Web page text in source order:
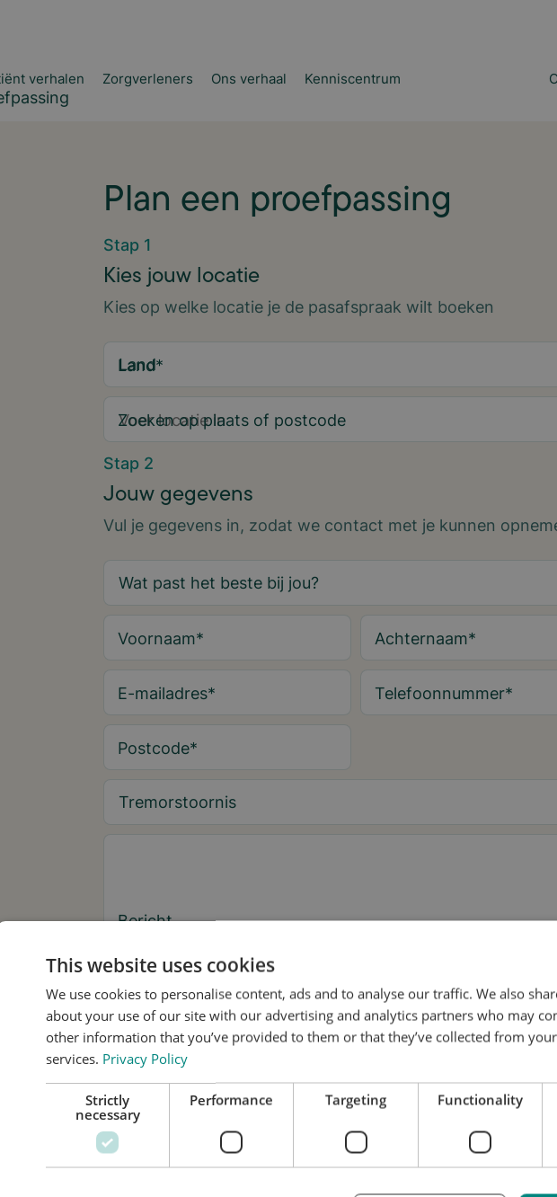
verhalen Zorgverleners Ons verhaal Kenniscentrum
Plan een proefpassing
Stap 1
Kies jouw locatie
Kies op welke locatie je de pasafspraak wilt boeken
Land*
Zoeken op plaats of postcode
Stap 2
Jouw gegevens
Vul je gegevens in, zodat we contact met je kunnen
Voornaam* Achternaam*
E-mailadres* Telefoonnummer*
Postcode*
Bericht
Ja, ik wil tips over de tremor en updates over Stil ontvangen.
onderzoek en verspreiding, in overeenstemming met het
privacybeleid
Plan een proefpassing
This website uses cookies
We use cookies to personalise content, ads and to analyse our traffic. We also
about your use of our site with our advertising and analytics partners who may
other information that you’ve provided to them or that they’ve collected from
services. Privacy Policy
Strictly
necessary
Performance Targeting Functionality